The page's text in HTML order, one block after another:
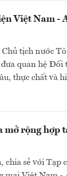
Việt Nam -
tịch nước
quan hệ Đối
thực chất và
rộng hợp
sẻ với Tạp